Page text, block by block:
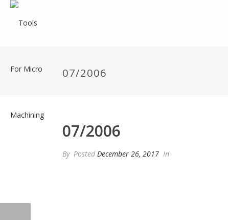
07/2006
07/2006
By Posted December 26, 2017 In